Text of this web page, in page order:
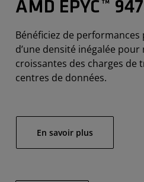
AMD EPYC™
Bénéficiez de
d’une densité inégalée
croissantes des charges de
centres de données.
En savoir plus